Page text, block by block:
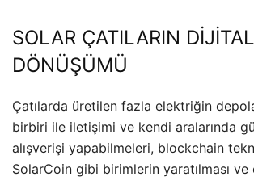
SOLAR ÇATILARIN DİJİTAL
DÖNÜŞÜMÜ
Çatılarda üretilen fazla elektriğin
birbiri ile iletişimi ve kendi aralarında
alışverişi yapabilmeleri, blockchain
SolarCoin gibi birimlerin yaratılması